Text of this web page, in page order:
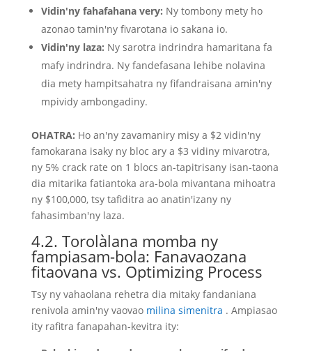
Vidin'ny fahafahana very: Ny tombony mety ho
azonao tamin'ny fivarotana io sakana io.
Vidin'ny laza: Ny sarotra indrindra hamaritana fa
mafy indrindra. Ny fandefasana lehibe nolavina
dia mety hampitsahatra ny fifandraisana amin'ny
mpividy ambongadiny.
OHATRA: Ho an'ny zavamaniry misy a $2 vidin'ny
famokarana isaky ny bloc ary a $3 vidiny mivarotra,
ny 5% crack rate on 1 blocs an-tapitrisany isan-taona
dia mitarika fatiantoka ara-bola mivantana mihoatra
ny $100,000, tsy tafiditra ao anatin'izany ny
fahasimban'ny laza.
4.2. Torolàlana momba ny
fampiasam-bola: Fanavaozana
fitaovana vs. Optimizing Process
Tsy ny vahaolana rehetra dia mitaky fandaniana
renivola amin'ny vaovao milina simenitra . Ampiasao
ity rafitra fanapahan-kevitra ity: